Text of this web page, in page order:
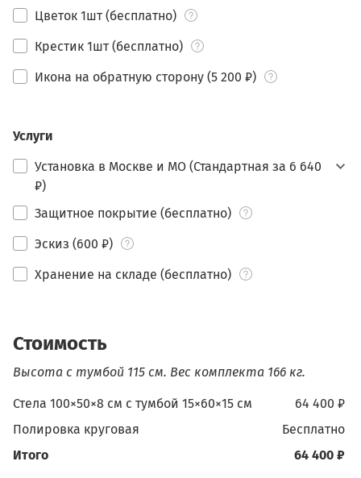
Цветок 1шт (бесплатно)
Крестик 1шт (бесплатно)
Икона на обратную сторону (5 200 ₽)
Услуги
Установка в Москве и МО (Стандартная за 6 640
₽)
Защитное покрытие (бесплатно)
Эскиз (600 ₽)
Хранение на складе (бесплатно)
Стоимость
Высота с тумбой 115 см. Вес комплекта 166 кг.
64 400 ₽
Стела 100×50×8 см с тумбой 15×60×15 см
бесплатно
Полировка круговая
64 400 ₽
Итого